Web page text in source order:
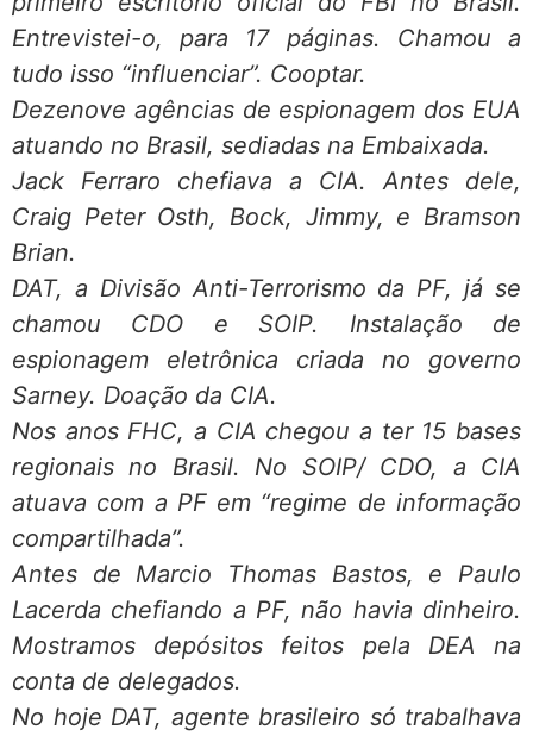
Entrevistei-o, para 17 páginas. Chamou a
tudo isso “influenciar”. Cooptar.
Dezenove agências de espionagem dos EUA
atuando no Brasil, sediadas na Embaixada.
Jack Ferraro chefiava a CIA. Antes dele,
Craig Peter Osth, Bock, Jimmy, e Bramson
Brian.
DAT, a Divisão Anti-Terrorismo da PF, já se
chamou CDO e SOIP. Instalação de
espionagem eletrônica criada no governo
Sarney. Doação da CIA.
Nos anos FHC, a CIA chegou a ter 15 bases
regionais no Brasil. No SOIP/ CDO, a CIA
atuava com a PF em “regime de informação
compartilhada”.
Antes de Marcio Thomas Bastos, e Paulo
Lacerda chefiando a PF, não havia dinheiro.
Mostramos depósitos feitos pela DEA na
conta de delegados.
No hoje DAT, agente brasileiro só trabalhava